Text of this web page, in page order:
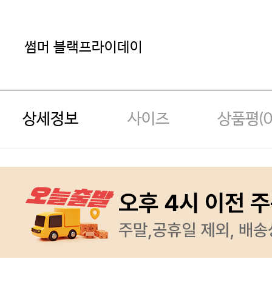
썸머 블랙프라이데이
상세정보 사이즈 상품평(0